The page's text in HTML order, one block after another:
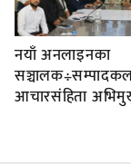
नयाँ अनलाइनका
आचारसंहिता